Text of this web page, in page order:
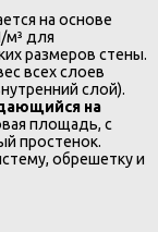
на основе
м³ для
размеров стены.
всех слоев
слой).
на
площадь, с
простенок.
обрешетку и